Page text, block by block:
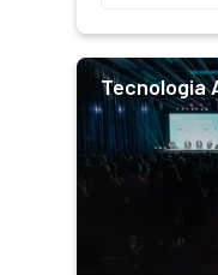
Tecnologia